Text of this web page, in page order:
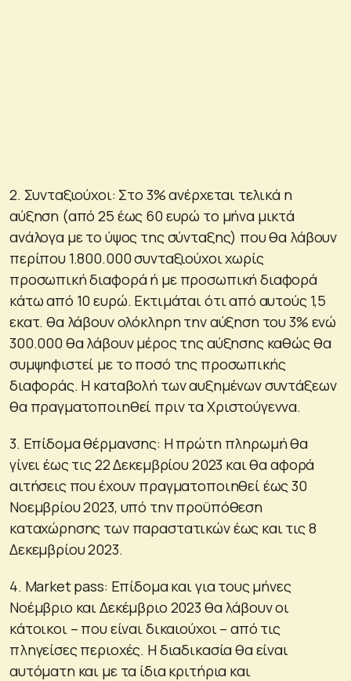
2. Συνταξιούχοι: Στο 3% ανέρχεται τελικά η
αύξηση (από 25 έως 60 ευρώ το μήνα μικτά
ανάλογα με το ύψος της σύνταξης) που θα λάβουν
περίπου 1.800.000 συνταξιούχοι χωρίς
προσωπική διαφορά ή με προσωπική διαφορά
κάτω από 10 ευρώ. Εκτιμάται ότι από αυτούς 1,5
εκατ. θα λάβουν ολόκληρη την αύξηση του 3% ενώ
300.000 θα λάβουν μέρος της αύξησης καθώς θα
συμψηφιστεί με το ποσό της προσωπικής
διαφοράς. Η καταβολή των αυξημένων συντάξεων
θα πραγματοποιηθεί πριν τα Χριστούγεννα.
3. Επίδομα θέρμανσης: Η πρώτη πληρωμή θα
γίνει έως τις 22 Δεκεμβρίου 2023 και θα αφορά
αιτήσεις που έχουν πραγματοποιηθεί έως 30
Νοεμβρίου 2023, υπό την προϋπόθεση
καταχώρησης των παραστατικών έως και τις 8
Δεκεμβρίου 2023.
4. Market pass: Επίδομα και για τους μήνες
Νοέμβριο και Δεκέμβριο 2023 θα λάβουν οι
κάτοικοι – που είναι δικαιούχοι – από τις
πληγείσες περιοχές. Η διαδικασία θα είναι
αυτόματη και με τα ίδια κριτήρια και